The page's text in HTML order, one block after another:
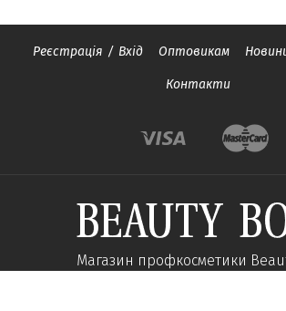
Реєстрація / Вхід Оптовикам
Контакти
Магазин профкосметики